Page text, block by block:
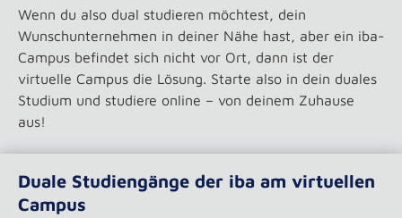
Wenn du also dual studieren möchtest, dein
Wunschunternehmen in deiner Nähe hast, aber ein iba-
Campus befindet sich nicht vor Ort, dann ist der
virtuelle Campus die Lösung. Starte also in dein duales
Studium und studiere online – von deinem Zuhause
aus!
Duale Studiengänge der iba am virtuellen
Campus